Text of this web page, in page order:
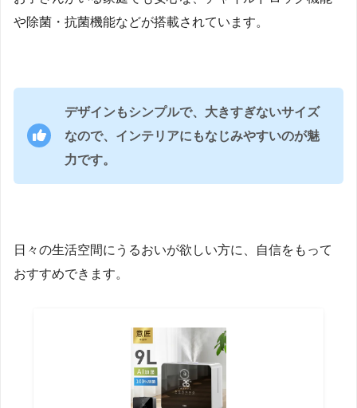
や除菌・抗菌機能などが搭載されています。
デザインもシンプルで、大きすぎないサイズ
なので、インテリアにもなじみやすいのが魅
力です。
日々の生活空間にうるおいが欲しい方に、自信をもって
おすすめできます。